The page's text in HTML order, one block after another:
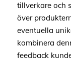
tillverkare och
över
eventuella
kombinera
feedback